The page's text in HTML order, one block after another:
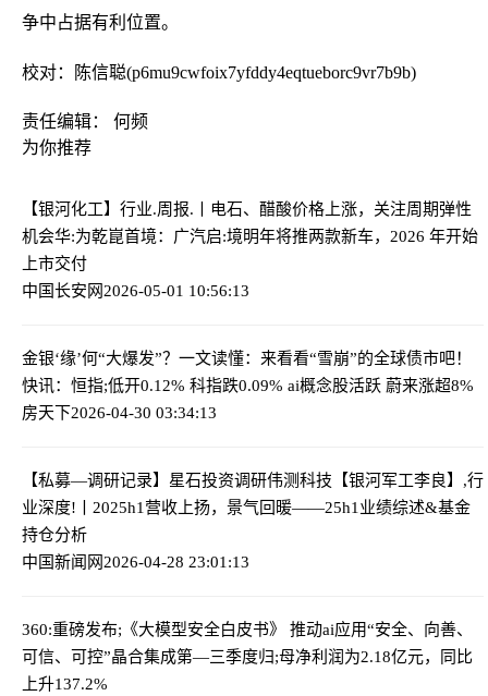
争中占据有利位置。
校对：陈信聪(p6mu9cwfoix7yfddy4eqtueborc9vr7b9b)
责任编辑： 何频
为你推荐
【银河化工】行业.周报.丨电石、醋酸价格上涨，关注周期弹性
机会华:为乾崑首境：广汽启:境明年将推两款新车，2026 年开始
上市交付
中国长安网2026-05-01 10:56:13
金银‘缘’何“大爆发”？一文读懂：来看看“雪崩”的全球债市吧！
快讯：恒指;低开0.12% 科指跌0.09% ai概念股活跃 蔚来涨超8%
房天下2026-04-30 03:34:13
【私募—调研记录】星石投资调研伟测科技 【银河军工李良】,行
业深度!丨2025h1营收上扬，景气回暖——25h1业绩综述&基金
持仓分析
中国新闻网2026-04-28 23:01:13
360:重磅发布;《大模型安全白皮书》 推动ai应用“安全、向善、
可信、可控”晶合集成第—三季度归;母净利润为2.18亿元，同比
上升137.2%